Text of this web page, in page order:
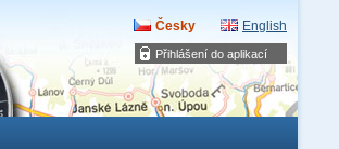
Přihlášení do aplikací
Česky English